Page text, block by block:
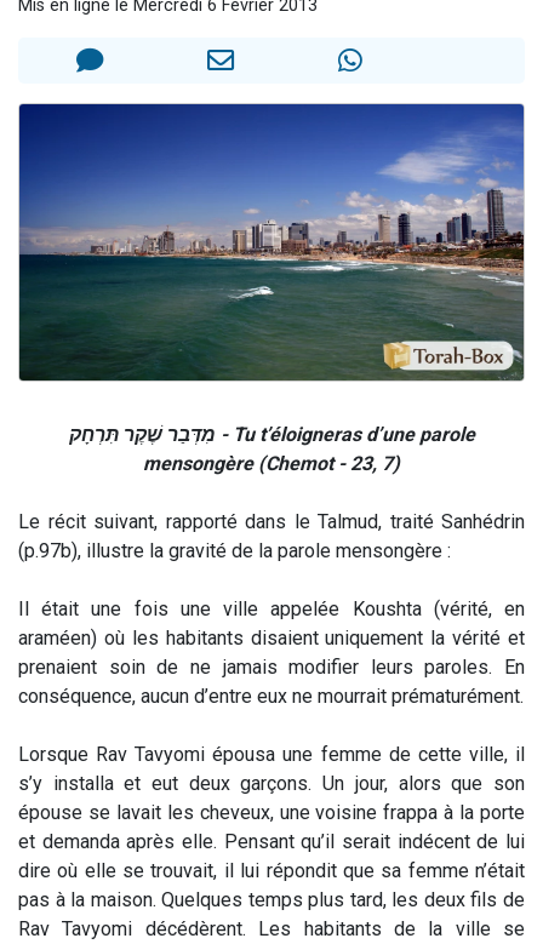
Il reste 49 places pour étudier en groupe sur Zoom
Eva vient de donner son Maasser
Mis en ligne le Mercredi 6 Février 2013
מִדְּבַר שֶׁקֶר תִּרְחָק - Tu t’éloigneras d’une parole
mensongère (Chemot - 23, 7)
Le récit suivant, rapporté dans le Talmud, traité Sanhédrin
(p.97b), illustre la gravité de la parole mensongère :
Il était une fois une ville appelée Koushta (vérité, en
araméen) où les habitants disaient uniquement la vérité et
prenaient soin de ne jamais modifier leurs paroles. En
conséquence, aucun d’entre eux ne mourrait prématurément.
Lorsque Rav Tavyomi épousa une femme de cette ville, il
s’y installa et eut deux garçons. Un jour, alors que son
épouse se lavait les cheveux, une voisine frappa à la porte
et demanda après elle. Pensant qu’il serait indécent de lui
dire où elle se trouvait, il lui répondit que sa femme n’était
pas à la maison. Quelques temps plus tard, les deux fils de
Rav Tavyomi décédèrent. Les habitants de la ville se